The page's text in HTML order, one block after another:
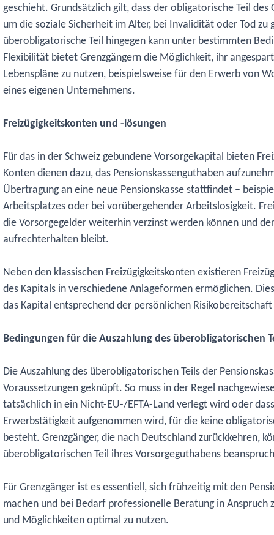
geschieht. Grundsätzlich gilt, dass der obligatorische Teil
um die soziale Sicherheit im Alter, bei Invalidität oder Tod zu
überobligatorische Teil hingegen kann unter bestimmten
Flexibilität bietet Grenzgängern die Möglichkeit, ihr
Lebenspläne zu nutzen, beispielsweise für den Erwerb von
eines eigenen Unternehmens.
Freizügigkeitskonten und -lösungen
Für das in der Schweiz gebundene Vorsorgekapital bieten
Konten dienen dazu, das Pensionskassenguthaben
Übertragung an eine neue Pensionskasse stattfindet –
Arbeitsplatzes oder bei vorübergehender Arbeitslosigkeit.
die Vorsorgegelder weiterhin verzinst werden können und
aufrechterhalten bleibt.
Neben den klassischen Freizügigkeitskonten existieren
des Kapitals in verschiedene Anlageformen ermöglichen.
das Kapital entsprechend der persönlichen
Bedingungen für die Auszahlung des überobligatorischen
Die Auszahlung des überobligatorischen Teils der
Voraussetzungen geknüpft. So muss in der Regel
tatsächlich in ein Nicht-EU-/EFTA-Land verlegt wird oder
Erwerbstätigkeit aufgenommen wird, für die keine
besteht. Grenzgänger, die nach Deutschland zurückkehren,
überobligatorischen Teil ihres Vorsorgeguthabens
Für Grenzgänger ist es essentiell, sich frühzeitig mit den
machen und bei Bedarf professionelle Beratung in Anspruch
und Möglichkeiten optimal zu nutzen.